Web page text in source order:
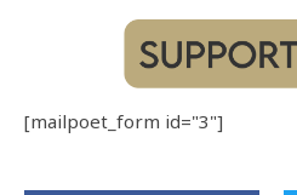
[mailpoet_form id="3"]